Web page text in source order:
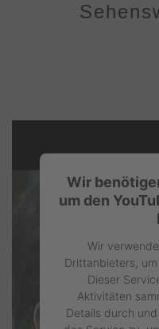
Wir
um den
Wir
Drittanbieters,
Dieser
Aktivitäten
Details durch